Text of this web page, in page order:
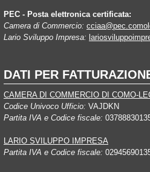
PEC - Posta elettronica certificata:
Camera di Commercio:
Lario Sviluppo Impresa:
DATI PER
CAMERA DI COMMERCIO DI COMO-
Codice Univoco Ufficio: VAJDKN
Partita IVA e Codice fiscale:
LARIO SVILUPPO IMPRESA
Partita IVA e Codice fiscale: